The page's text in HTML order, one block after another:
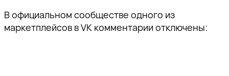
В официальном сообществе одного из
маркетплейсов в VK комментарии отключены: